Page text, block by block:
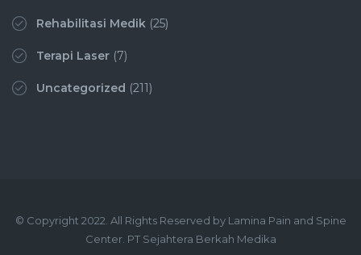
Rehabilitasi Medik (25)
Terapi Laser (7)
Uncategorized (211)
© Copyright 2022. All Rights Reserved by Lamina Pain and Spine
Center. PT Sejahtera Berkah Medika